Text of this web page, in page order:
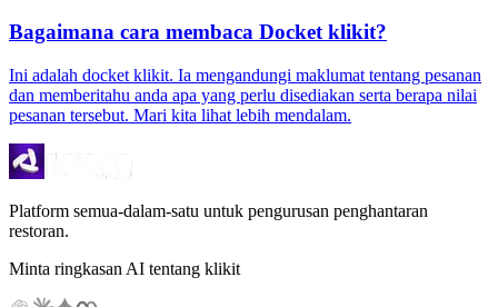
Bagaimana cara membaca Docket klikit?
Ini adalah docket klikit. Ia mengandungi maklumat tentang pesanan
dan memberitahu anda apa yang perlu disediakan serta berapa nilai
pesanan tersebut. Mari kita lihat lebih mendalam.
Platform semua-dalam-satu untuk pengurusan penghantaran
restoran.
Minta ringkasan AI tentang klikit